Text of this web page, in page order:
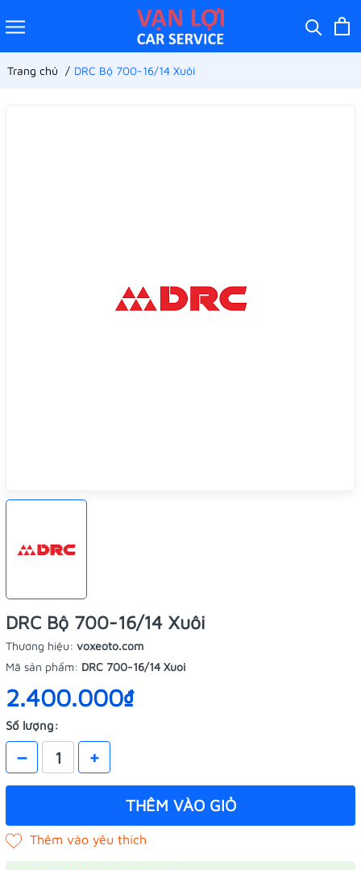
Trang chủ DRC Bộ 700-16/14 Xuôi
DRC Bộ 700-16/14 Xuôi
Thương hiệu: voxeoto.com
Mã sản phẩm: DRC 700-16/14 Xuoi
2.400.000₫
Số lượng:
– +
THÊM VÀO GIỎ